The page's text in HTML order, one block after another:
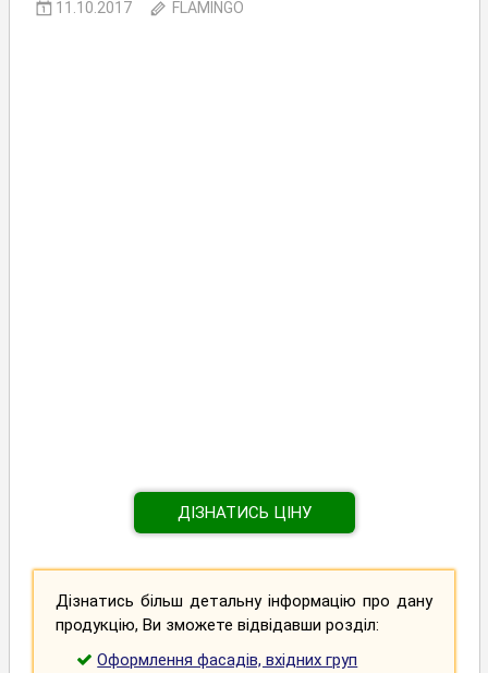
11.10.2017 FLAMINGO
ДІЗНАТИСЬ ЦІНУ
Дізнатись більш детальну інформацію про дану
продукцію, Ви зможете відвідавши розділ:
Оформлення фасадів, вхідних груп